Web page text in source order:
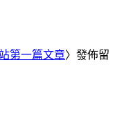
第一篇文章〉發佈留